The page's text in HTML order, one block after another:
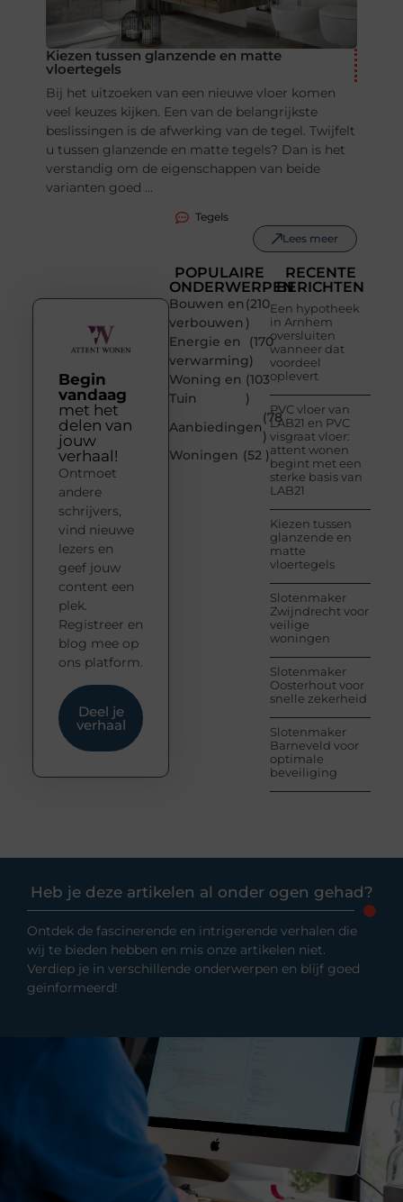
Kiezen tussen glanzende en matte
vloertegels
Bij het uitzoeken van een nieuwe vloer komen
veel keuzes kijken. Een van de belangrijkste
beslissingen is de afwerking van de tegel. Twijfelt
u tussen glanzende en matte tegels? Dan is het
verstandig om de eigenschappen van beide
varianten goed ...
Tegels
Lees meer
POPULAIRE
ONDERWERPEN
Bouwen en
verbouwen
(210
)
Energie en
verwarming
(170
)
Woning en
Tuin
(103
)
Aanbiedingen
(78
)
Woningen (52 )
RECENTE
BERICHTEN
Een hypotheek
in Arnhem
oversluiten
wanneer dat
voordeel
oplevert
PVC vloer van
LAB21 en PVC
visgraat vloer:
attent wonen
begint met een
sterke basis van
LAB21
Kiezen tussen
glanzende en
matte
vloertegels
Slotenmaker
Zwijndrecht voor
veilige
woningen
Slotenmaker
Oosterhout voor
snelle zekerheid
Slotenmaker
Barneveld voor
optimale
beveiliging
Begin
vandaag
met het
delen van
jouw
verhaal!
Ontmoet
andere
schrijvers,
vind nieuwe
lezers en
geef jouw
content een
plek.
Registreer en
blog mee op
ons platform.
Deel je
verhaal
Heb je deze artikelen al onder ogen gehad?
Ontdek de fascinerende en intrigerende verhalen die
wij te bieden hebben en mis onze artikelen niet.
Verdiep je in verschillende onderwerpen en blijf goed
geïnformeerd!